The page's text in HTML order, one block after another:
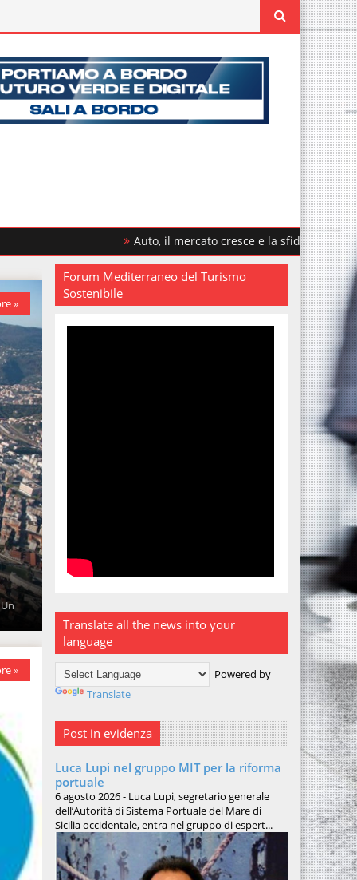
Auto, il mercato cresce e la sfida è rinnovare il parco
»
»
Forum Mediterraneo del Turismo
Sostenibile
Translate all the news into your
language
Powered by
Translate
Post in evidenza
Luca Lupi nel gruppo MIT per la riforma
portuale
6 agosto 2026 - Luca Lupi, segretario generale
dell’Autorità di Sistema Portuale del Mare di
Sicilia occidentale, entra nel gruppo di espert...